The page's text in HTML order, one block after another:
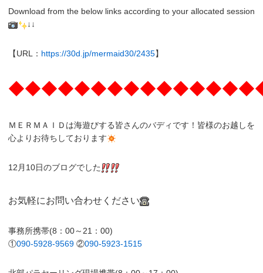
Download from the below links according to your allocated session
↓↓
【URL： https://30d.jp/mermaid30/2435】
ＭＥＲＭＡＩＤは海遊びする皆さんのバディです！皆様のお越しを
心よりお待ちしております
12月10日のブログでした
お気軽にお問い合わせください
事務所携帯(8：00～21：00)
①090-5928-9569 ②090-5923-1515